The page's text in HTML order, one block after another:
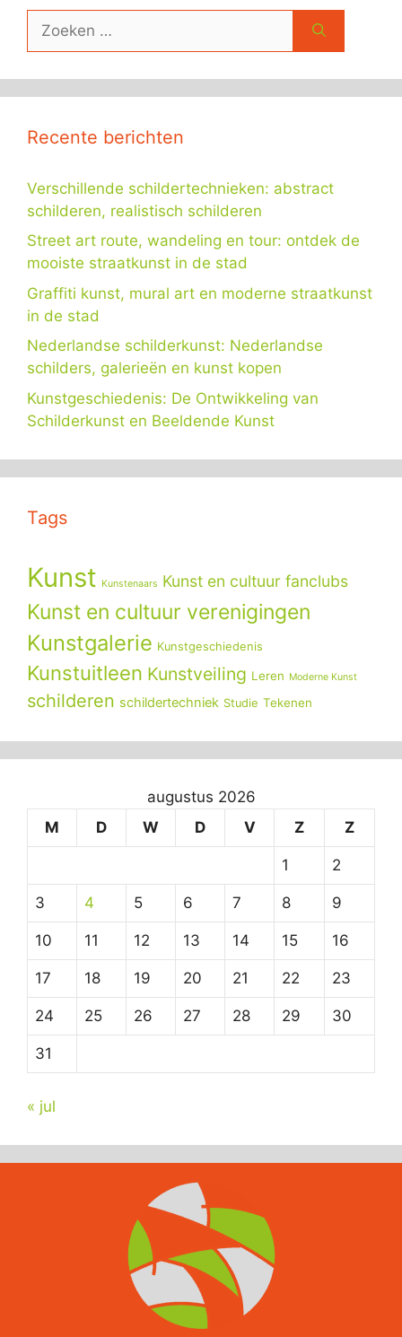
naar:
Recente berichten
Verschillende schildertechnieken: abstract
schilderen, realistisch schilderen
Street art route, wandeling en tour: ontdek de
mooiste straatkunst in de stad
Graffiti kunst, mural art en moderne straatkunst
in de stad
Nederlandse schilderkunst: Nederlandse
schilders, galerieën en kunst kopen
Kunstgeschiedenis: De Ontwikkeling van
Schilderkunst en Beeldende Kunst
Tags
Kunst Kunstenaars Kunst en cultuur fanclubs
Kunst en cultuur verenigingen
Kunstgalerie Kunstgeschiedenis
Kunstuitleen Kunstveiling Leren Moderne Kunst
schilderen schildertechniek Studie Tekenen
augustus 2026
M
D W D V Z Z
1 2
3 4 5 6 7 8 9
10 11 12 13 14 15 16
17 18 19 20 21 22 23
24 25 26 27 28 29 30
31
« jul